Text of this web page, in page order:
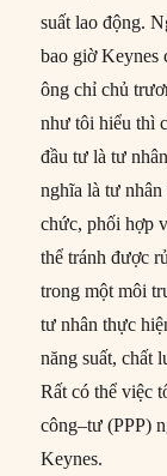
suất lao động.
bao giờ Keynes
ông chỉ chủ
như tôi hiểu thì
đầu tư là tư
nghĩa là tư
chức, phối hợp
thể tránh được
trong một môi
tư nhân thực
năng suất, chất
Rất có thể việc
công–tư (PPP)
Keynes.